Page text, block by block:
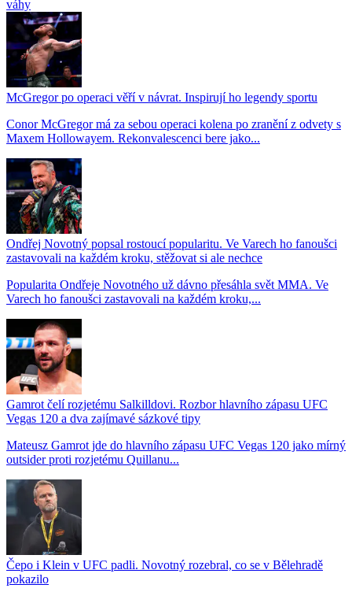
váhy
McGregor po operaci věří v návrat. Inspirují ho legendy sportu
Conor McGregor má za sebou operaci kolena po zranění z odvety s
Maxem Hollowayem. Rekonvalescenci bere jako...
Ondřej Novotný popsal rostoucí popularitu. Ve Varech ho fanoušci
zastavovali na každém kroku, stěžovat si ale nechce
Popularita Ondřeje Novotného už dávno přesáhla svět MMA. Ve
Varech ho fanoušci zastavovali na každém kroku,...
Gamrot čelí rozjetému Salkilldovi. Rozbor hlavního zápasu UFC
Vegas 120 a dva zajímavé sázkové tipy
Mateusz Gamrot jde do hlavního zápasu UFC Vegas 120 jako mírný
outsider proti rozjetému Quillanu...
Čepo i Klein v UFC padli. Novotný rozebral, co se v Bělehradě
pokazilo